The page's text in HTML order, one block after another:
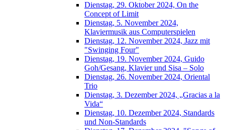
Dienstag, 29. Oktober 2024, On the
Concept of Limit
Dienstag, 5. November 2024,
Klaviermusik aus Computerspielen
Dienstag, 12. November 2024, Jazz mit
"Swinging Four"
Dienstag, 19. November 2024, Guido
Goh/Gesang, Klavier und Sisa – Solo
Dienstag, 26. November 2024, Oriental
Trio
Dienstag, 3. Dezember 2024, „Gracias a la
Vida“
Dienstag, 10. Dezember 2024, Standards
und Non-Standards